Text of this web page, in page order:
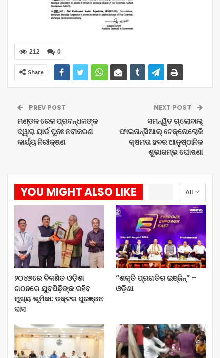
0
212
Share
PREV POST
ମଣ୍ଡଳ ରେଳ ପ୍ରବନ୍ଧକଙ୍କ
ଦ୍ୱାରା ୟାର୍ଡ ପୁନଃ ନବୀକରଣ
କାର୍ଯ୍ୟ ନିରୀକ୍ଷଣ
NEXT POST
ସମନ୍ୱିତ ଗ୍ଲୋବାଲ୍
ଫାଇନାନ୍ସିଆଲ୍ ଟେକ୍ନୋଲୋଜି
କ୍ଷମତା ହବର ଆନୁଷ୍ଠାନିକ
ଶୁଭାରମ୍ଭ ଘୋଷଣା
All
YOU MIGHT ALSO LIKE
୨୦୪୭ରେ ବିକଶିତ ଓଡ଼ିଶା
ଗଠନରେ ଯୁବପିଢ଼ିଙ୍କ ରହିବ
ମୁଖ୍ୟ ଭୂମିକା: ଡକ୍ଟର ପୁରଞ୍ଜନ
ଦାସ
“ଶକ୍ତି ପ୍ରଗତିର ଇଞ୍ଜିନ୍” –
ଓଡ଼ିଶା